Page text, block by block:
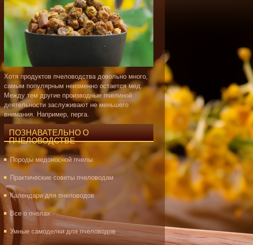
Хотя продуктов пчеловодства довольно много,
самым популярным неизменно остается мед.
Между тем другие производные пчелиной
деятельности заслуживают не меньшего
внимания. Например, перга.
ПОЗНАВАТЕЛЬНО О
ПЧЕЛОВОДСТВЕ
Породы медоносной пчелы
Практические советы пчеловодам
Календари для пчеловодов
Все о пчелах
Умные самоделки для пчеловодов